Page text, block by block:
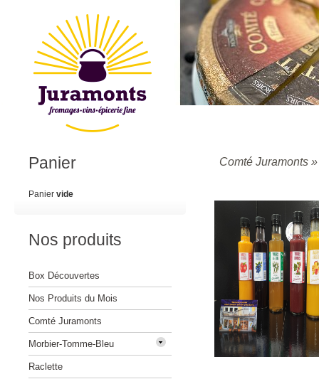
Comté Juramonts
Panier
Panier vide
Nos produits
Box Découvertes
Nos Produits du Mois
Comté Juramonts
Morbier-Tomme-Bleu
Raclette